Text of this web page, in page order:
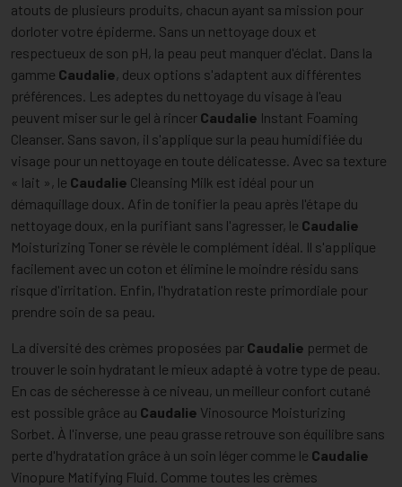
atouts de plusieurs produits, chacun ayant sa mission pour
dorloter votre épiderme. Sans un nettoyage doux et
respectueux de son pH, la peau peut manquer d'éclat. Dans la
gamme Caudalie, deux options s'adaptent aux différentes
préférences. Les adeptes du nettoyage du visage à l'eau
peuvent miser sur le gel à rincer Caudalie Instant Foaming
Cleanser. Sans savon, il s'applique sur la peau humidifiée du
visage pour un nettoyage en toute délicatesse. Avec sa texture
« lait », le Caudalie Cleansing Milk est idéal pour un
démaquillage doux. Afin de tonifier la peau après l'étape du
nettoyage doux, en la purifiant sans l'agresser, le Caudalie
Moisturizing Toner se révèle le complément idéal. Il s'applique
facilement avec un coton et élimine le moindre résidu sans
risque d'irritation. Enfin, l'hydratation reste primordiale pour
prendre soin de sa peau.
La diversité des crèmes proposées par Caudalie permet de
trouver le soin hydratant le mieux adapté à votre type de peau.
En cas de sécheresse à ce niveau, un meilleur confort cutané
est possible grâce au Caudalie Vinosource Moisturizing
Sorbet. À l'inverse, une peau grasse retrouve son équilibre sans
perte d'hydratation grâce à un soin léger comme le Caudalie
Vinopure Matifying Fluid. Comme toutes les crèmes